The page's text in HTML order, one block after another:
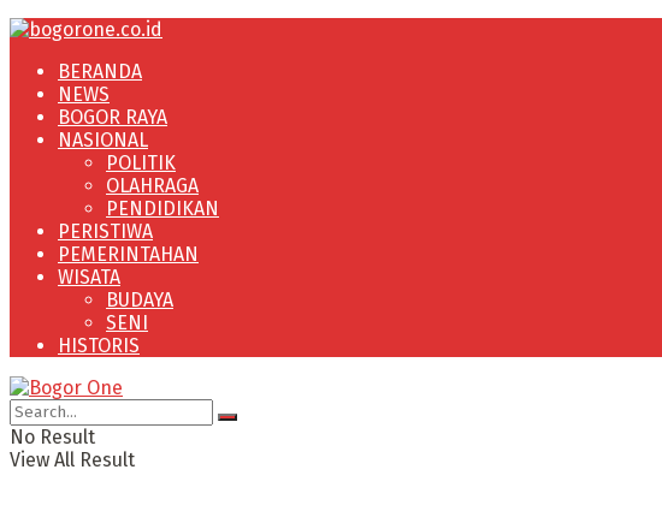
BERANDA
NEWS
BOGOR RAYA
NASIONAL
POLITIK
OLAHRAGA
PENDIDIKAN
PERISTIWA
PEMERINTAHAN
WISATA
BUDAYA
SENI
HISTORIS
No Result
View All Result